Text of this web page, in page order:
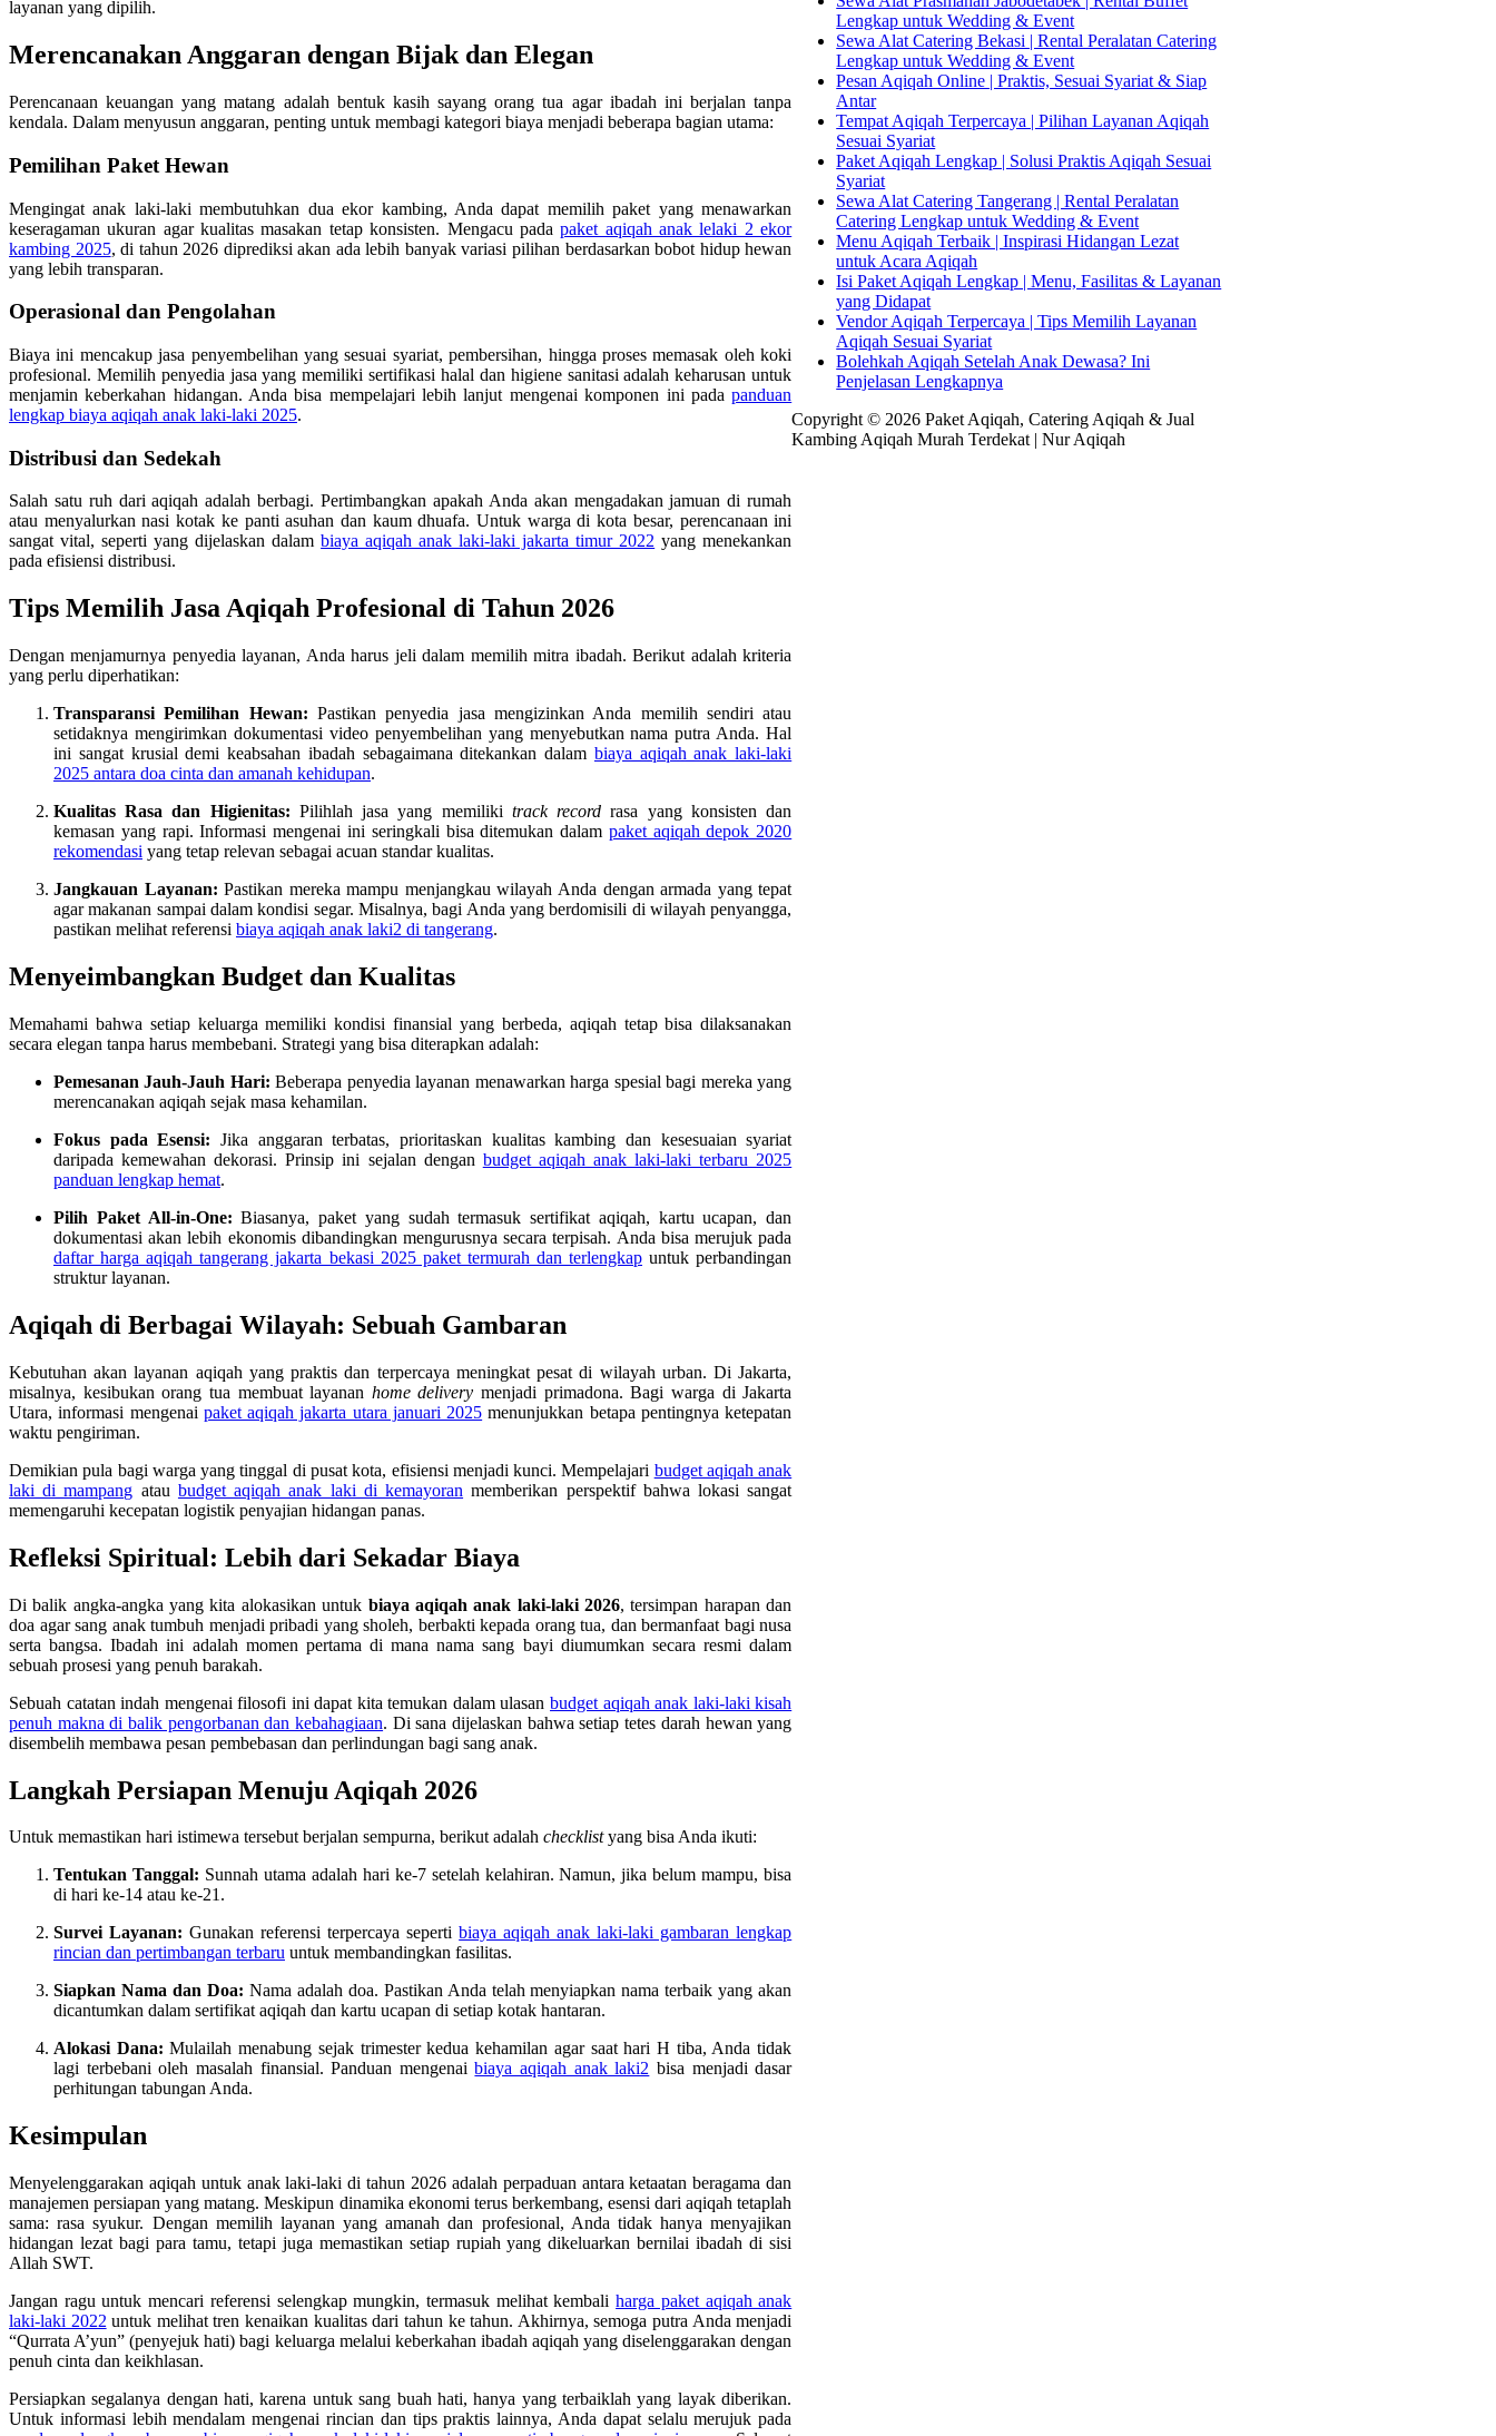
layanan yang dipilih.
Merencanakan Anggaran dengan Bijak dan Elegan
Perencanaan keuangan yang matang adalah bentuk kasih sayang orang tua agar ibadah ini berjalan tanpa
kendala. Dalam menyusun anggaran, penting untuk membagi kategori biaya menjadi beberapa bagian utama:
Pemilihan Paket Hewan
Mengingat anak laki-laki membutuhkan dua ekor kambing, Anda dapat memilih paket yang menawarkan
keseragaman ukuran agar kualitas masakan tetap konsisten. Mengacu padapaket aqiqah anak lelaki 2 ekor
kambing 2025, di tahun 2026 diprediksi akan ada lebih banyak variasi pilihan berdasarkan bobot hidup hewan
yang lebih transparan.
Operasional dan Pengolahan
Biaya ini mencakup jasa penyembelihan yang sesuai syariat, pembersihan, hingga proses memasak oleh koki
profesional. Memilih penyedia jasa yang memiliki sertifikasi halal dan higiene sanitasi adalah keharusan untuk
menjamin keberkahan hidangan. Anda bisa mempelajari lebih lanjut mengenai komponen ini padapanduan
lengkap biaya aqiqah anak laki-laki 2025.
Distribusi dan Sedekah
Salah satu ruh dari aqiqah adalah berbagi. Pertimbangkan apakah Anda akan mengadakan jamuan di rumah
atau menyalurkan nasi kotak ke panti asuhan dan kaum dhuafa. Untuk warga di kota besar, perencanaan ini
sangat vital, seperti yang dijelaskan dalambiaya aqiqah anak laki-laki jakarta timur 2022 yang menekankan
pada efisiensi distribusi.
Tips Memilih Jasa Aqiqah Profesional di Tahun 2026
Dengan menjamurnya penyedia layanan, Anda harus jeli dalam memilih mitra ibadah. Berikut adalah kriteria
yang perlu diperhatikan:
Transparansi Pemilihan Hewan: Pastikan penyedia jasa mengizinkan Anda memilih sendiri atau
setidaknya mengirimkan dokumentasi video penyembelihan yang menyebutkan nama putra Anda. Hal
ini sangat krusial demi keabsahan ibadah sebagaimana ditekankan dalam biaya aqiqah anak laki-laki
2025 antara doa cinta dan amanah kehidupan.
Kualitas Rasa dan Higienitas: Pilihlah jasa yang memiliki track record rasa yang konsisten dan
kemasan yang rapi. Informasi mengenai ini seringkali bisa ditemukan dalam paket aqiqah depok 2020
rekomendasi yang tetap relevan sebagai acuan standar kualitas.
Jangkauan Layanan: Pastikan mereka mampu menjangkau wilayah Anda dengan armada yang tepat
agar makanan sampai dalam kondisi segar. Misalnya, bagi Anda yang berdomisili di wilayah penyangga,
pastikan melihat referensi biaya aqiqah anak laki2 di tangerang.
Menyeimbangkan Budget dan Kualitas
Memahami bahwa setiap keluarga memiliki kondisi finansial yang berbeda, aqiqah tetap bisa dilaksanakan
secara elegan tanpa harus membebani. Strategi yang bisa diterapkan adalah:
Pemesanan Jauh-Jauh Hari: Beberapa penyedia layanan menawarkan harga spesial bagi mereka yang
merencanakan aqiqah sejak masa kehamilan.
Fokus pada Esensi: Jika anggaran terbatas, prioritaskan kualitas kambing dan kesesuaian syariat
daripada kemewahan dekorasi. Prinsip ini sejalan dengan budget aqiqah anak laki-laki terbaru 2025
panduan lengkap hemat.
Pilih Paket All-in-One: Biasanya, paket yang sudah termasuk sertifikat aqiqah, kartu ucapan, dan
dokumentasi akan lebih ekonomis dibandingkan mengurusnya secara terpisah. Anda bisa merujuk pada
daftar harga aqiqah tangerang jakarta bekasi 2025 paket termurah dan terlengkap untuk perbandingan
struktur layanan.
Aqiqah di Berbagai Wilayah: Sebuah Gambaran
Kebutuhan akan layanan aqiqah yang praktis dan terpercaya meningkat pesat di wilayah urban. Di Jakarta,
misalnya, kesibukan orang tua membuat layanan home delivery menjadi primadona. Bagi warga di Jakarta
Utara, informasi mengenai paket aqiqah jakarta utara januari 2025 menunjukkan betapa pentingnya ketepatan
waktu pengiriman.
Demikian pula bagi warga yang tinggal di pusat kota, efisiensi menjadi kunci. Mempelajari budget aqiqah anak
laki di mampang atau budget aqiqah anak laki di kemayoran memberikan perspektif bahwa lokasi sangat
memengaruhi kecepatan logistik penyajian hidangan panas.
Refleksi Spiritual: Lebih dari Sekadar Biaya
Di balik angka-angka yang kita alokasikan untuk biaya aqiqah anak laki-laki 2026, tersimpan harapan dan
doa agar sang anak tumbuh menjadi pribadi yang sholeh, berbakti kepada orang tua, dan bermanfaat bagi nusa
serta bangsa. Ibadah ini adalah momen pertama di mana nama sang bayi diumumkan secara resmi dalam
sebuah prosesi yang penuh barakah.
Sebuah catatan indah mengenai filosofi ini dapat kita temukan dalam ulasanbudget aqiqah anak laki-laki kisah
penuh makna di balik pengorbanan dan kebahagiaan. Di sana dijelaskan bahwa setiap tetes darah hewan yang
disembelih membawa pesan pembebasan dan perlindungan bagi sang anak.
Langkah Persiapan Menuju Aqiqah 2026
Untuk memastikan hari istimewa tersebut berjalan sempurna, berikut adalah checklistyang bisa Anda ikuti:
Tentukan Tanggal: Sunnah utama adalah hari ke-7 setelah kelahiran. Namun, jika belum mampu, bisa
di hari ke-14 atau ke-21.
Survei Layanan: Gunakan referensi terpercaya sepertibiaya aqiqah anak laki-laki gambaran lengkap
rincian dan pertimbangan terbaru untuk membandingkan fasilitas.
Siapkan Nama dan Doa: Nama adalah doa. Pastikan Anda telah menyiapkan nama terbaik yang akan
dicantumkan dalam sertifikat aqiqah dan kartu ucapan di setiap kotak hantaran.
Alokasi Dana: Mulailah menabung sejak trimester kedua kehamilan agar saat hari H tiba, Anda tidak
lagi terbebani oleh masalah finansial. Panduan mengenaibiaya aqiqah anak laki2 bisa menjadi dasar
perhitungan tabungan Anda.
Kesimpulan
Menyelenggarakan aqiqah untuk anak laki-laki di tahun 2026 adalah perpaduan antara ketaatan beragama dan
manajemen persiapan yang matang. Meskipun dinamika ekonomi terus berkembang, esensi dari aqiqah tetaplah
sama: rasa syukur. Dengan memilih layanan yang amanah dan profesional, Anda tidak hanya menyajikan
hidangan lezat bagi para tamu, tetapi juga memastikan setiap rupiah yang dikeluarkan bernilai ibadah di sisi
Allah SWT.
Jangan ragu untuk mencari referensi selengkap mungkin, termasuk melihat kembaliharga paket aqiqah anak
laki-laki 2022 untuk melihat tren kenaikan kualitas dari tahun ke tahun. Akhirnya, semoga putra Anda menjadi
“Qurrata A’yun” (penyejuk hati) bagi keluarga melalui keberkahan ibadah aqiqah yang diselenggarakan dengan
penuh cinta dan keikhlasan.
Persiapkan segalanya dengan hati, karena untuk sang buah hati, hanya yang terbaiklah yang layak diberikan.
Untuk informasi lebih mendalam mengenai rincian dan tips praktis lainnya, Anda dapat selalu merujuk pada
Lengkap untuk Wedding & Event
Sewa Alat Catering Bekasi | Rental Peralatan Catering
Lengkap untuk Wedding & Event
Pesan Aqiqah Online | Praktis, Sesuai Syariat & Siap
Antar
Tempat Aqiqah Terpercaya | Pilihan Layanan Aqiqah
Sesuai Syariat
Paket Aqiqah Lengkap | Solusi Praktis Aqiqah Sesuai
Syariat
Sewa Alat Catering Tangerang | Rental Peralatan
Catering Lengkap untuk Wedding & Event
Menu Aqiqah Terbaik | Inspirasi Hidangan Lezat
untuk Acara Aqiqah
Isi Paket Aqiqah Lengkap | Menu, Fasilitas & Layanan
yang Didapat
Vendor Aqiqah Terpercaya | Tips Memilih Layanan
Aqiqah Sesuai Syariat
Bolehkah Aqiqah Setelah Anak Dewasa? Ini
Penjelasan Lengkapnya
Copyright © 2026 Paket Aqiqah, Catering Aqiqah & Jual
Kambing Aqiqah Murah Terdekat | Nur Aqiqah